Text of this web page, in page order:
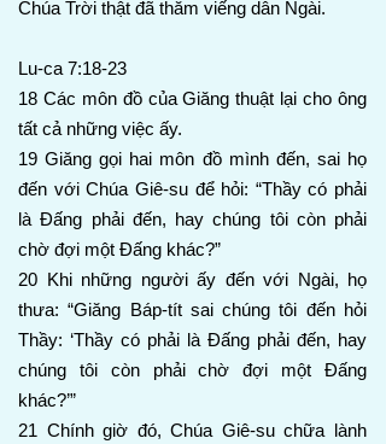
Chúa Trời thật đã thăm viếng dân Ngài.
Lu-ca 7:18-23
18 Các môn đồ của Giăng thuật lại cho ông
tất cả những việc ấy.
19 Giăng gọi hai môn đồ mình đến, sai họ
đến với Chúa Giê-su để hỏi: “Thầy có phải
là Đấng phải đến, hay chúng tôi còn phải
chờ đợi một Đấng khác?”
20 Khi những người ấy đến với Ngài, họ
thưa: “Giăng Báp-tít sai chúng tôi đến hỏi
Thầy: ‘Thầy có phải là Đấng phải đến, hay
chúng tôi còn phải chờ đợi một Đấng
khác?’”
21 Chính giờ đó, Chúa Giê-su chữa lành